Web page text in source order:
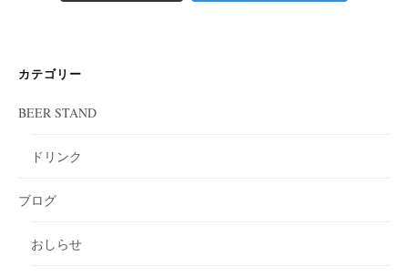
カテゴリー
BEER STAND
ドリンク
ブログ
おしらせ